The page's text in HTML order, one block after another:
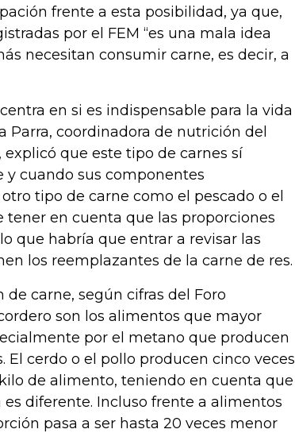
frente a esta posibilidad, ya que,
por el FEM “es una mala idea
necesitan consumir carne, es decir, a
en si es indispensable para la vida
Parra, coordinadora de nutrición del
que este tipo de carnes sí
cuando sus componentes
tipo de carne como el pescado o el
tener en cuenta que las proporciones
que habría que entrar a revisar las
los reemplazantes de la carne de res.
carne, según cifras del Foro
son los alimentos que mayor
por el metano que producen
El cerdo o el pollo producen cinco veces
de alimento, teniendo en cuenta que
diferente. Incluso frente a alimentos
pasa a ser hasta 20 veces menor